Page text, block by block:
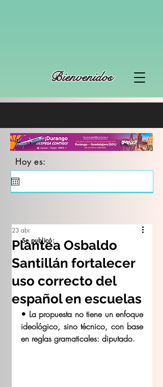
Bienvenidos
Hoy es:
Plantea Osbaldo
Santillán fortalecer
uso correcto del
español en escuelas
23 abr
• La propuesta no tiene un enfoque
ideológico, sino técnico, con base
en reglas gramaticales: diputado.
Se publicó: